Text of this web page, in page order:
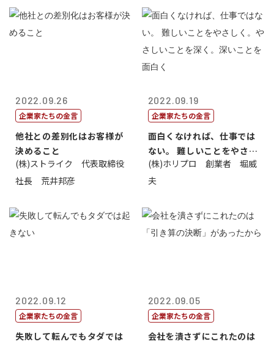
2022.09.26
企業家たちの金言
他社との差別化はお客様が
決めること
(株)ストライク 代表取締役
社長 荒井邦彦
2022.09.19
企業家たちの金言
面白くなければ、仕事では
ない。 難しいことをやさし
く。やさし...
(株)ホリプロ 創業者 堀威
夫
2022.09.12
企業家たちの金言
失敗して転んでもタダでは
2022.09.05
企業家たちの金言
会社を潰さずにこれたのは